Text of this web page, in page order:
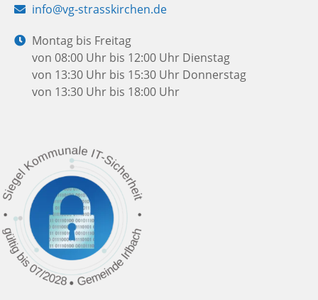
E- info@vg-strasskirchen.de
Öffnungszeiten:
Montag bis Freitag
von 08:00 Uhr bis 12:00 Uhr Dienstag
von 13:30 Uhr bis 15:30 Uhr Donnerstag
von 13:30 Uhr bis 18:00 Uhr